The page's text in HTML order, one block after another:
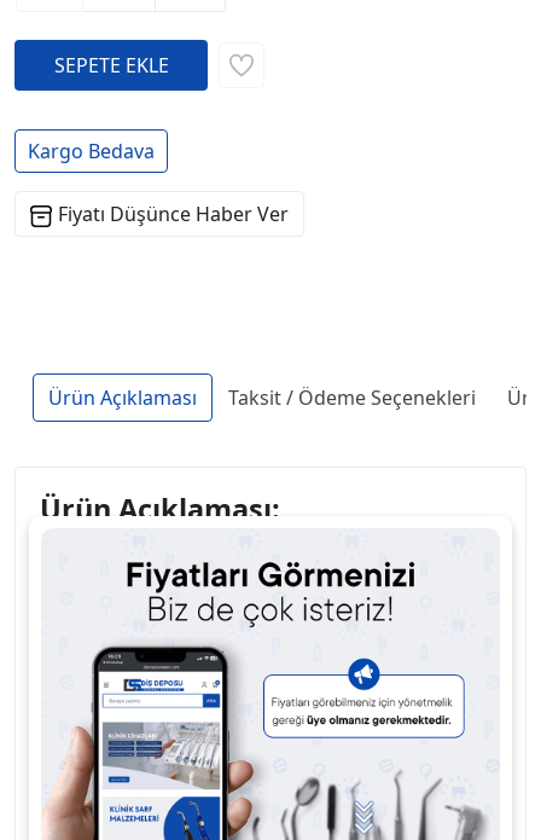
Kargo Bedava
Fiyatı Düşünce Haber Ver
Ürün Açıklaması Taksit / Ödeme Seçenekleri
Ürün Açıklaması:
hekimliği pratiğinizde mükemmel bir performans
sunan, yüksek kaliteli bir aeratördür. Özellikle
Sirona tip kuplaj sistemi ile uyumlu olarak
tasarlanmıştır, bu sayede çeşitli diş hekimliği
cihazları ile kolayca entegrasyon sağlar. Kompakt
ve dayanıklı yapısı, uzun süreli kullanımda bile
yüksek verimlilik sağlar. Diş tedavi süreçlerinde
etkinliği artıran bu aeratör, hem konfor hem de
hız açısından pratik çözümler sunar.